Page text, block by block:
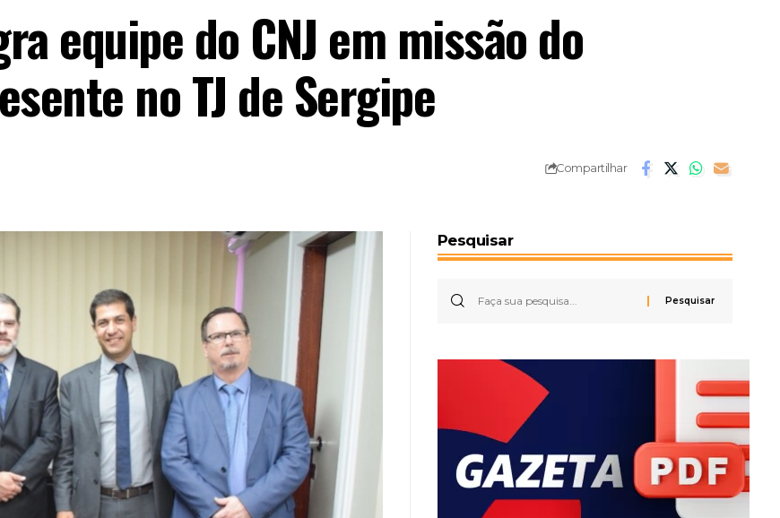
equipe do CNJ em missão do
no TJ de Sergipe
Compartilhar
Pesquisar